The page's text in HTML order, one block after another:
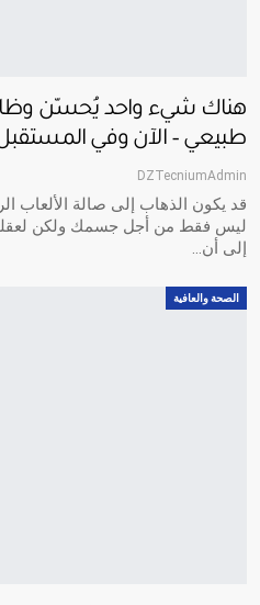
هناك شيء واحد يُحسّن
طبيعي – الآن وفي
DZTecniumAdmin
قد يكون الذهاب إلى صالة الألعاب
إلى أن…
الصحة والعافية